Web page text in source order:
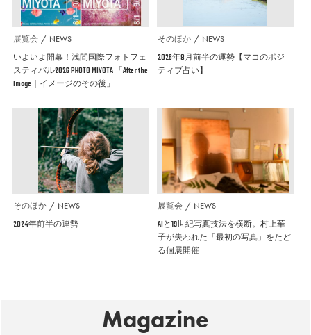
展覧会 NEWS
いよいよ開幕！浅間国際フォトフェ
スティバル2026 PHOTO MIYOTA 「After the
Image｜イメージのその後」
そのほか NEWS
2026年8月前半の運勢【マコのポジ
ティブ占い】
そのほか NEWS
2024年前半の運勢
展覧会 NEWS
AIと19世紀写真技法を横断。村上華
子が失われた「最初の写真」をたど
る個展開催
Magazine